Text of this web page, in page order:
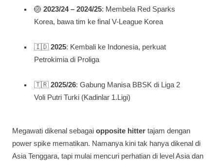
🏐 2023/24 – 2024/25: Membela Red Sparks
Korea, bawa tim ke final V-League Korea
🇮🇩 2025: Kembali ke Indonesia, perkuat
Petrokimia di Proliga
🇹🇷 2025/26: Gabung Manisa BBSK di Liga 2
Voli Putri Turki (Kadinlar 1.Ligi)
Megawati dikenal sebagai opposite hitter tajam dengan
power spike mematikan. Namanya kini tak hanya dikenal di
Asia Tenggara, tapi mulai mencuri perhatian di level Asia dan